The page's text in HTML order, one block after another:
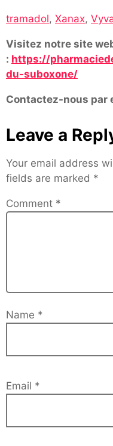
tramadol, Xanax,
Visitez notre site
: https://
du-suboxone/
Contactez-nous par
Leave a
Your email address
fields are marked *
Comment *
Name *
Email *